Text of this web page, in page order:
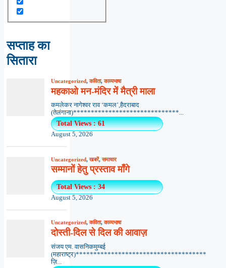
सप्ताह का
सितारा
Uncategorized,कविता,काव्यभाषा
महकाओ मन-मंदिर में मैत्री माला
कमलेकर नागेश्वर राव ‘कमल’,हैदराबाद
(तेलंगाना)******************************...
Total Views : 61
August 5, 2026
Uncategorized,खबरें,समाचार
सम्मानों हेतु प्रस्ताव माँगे
Total Views : 34
August 5, 2026
Uncategorized,कविता,काव्यभाषा
दोस्ती-दिल से दिल की आवाज़
संजय एम. वासनिकमुम्बई
(महाराष्ट्र)*************************************
ज़ि...